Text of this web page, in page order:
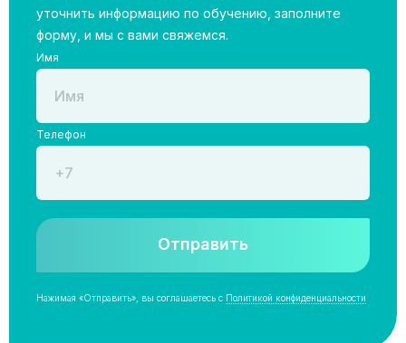
уточнить информацию по обучению, заполните
форму, и мы с вами свяжемся.
Имя
Телефон
Отправить
Нажимая «Отправить», вы соглашаетесь с Политикой конфиденциальности